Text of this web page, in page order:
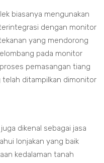
biasanya mengunakan
dengan monitor
yang mendorong
pada monitor
pemasangan tiang
telah ditampilkan dimonitor
dikenal sebagai jasa
lonjakan yang baik
kedalaman tanah